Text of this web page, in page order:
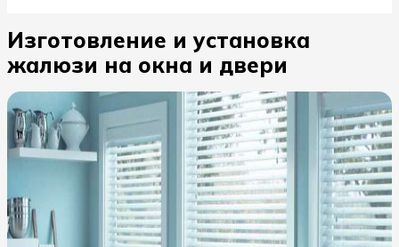
Изготовление и установка
жалюзи на окна и двери